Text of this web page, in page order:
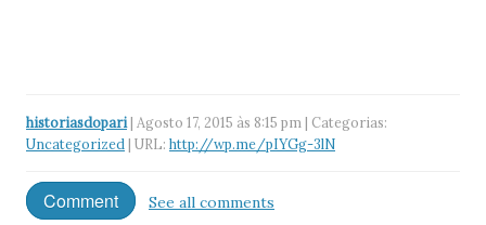
historiasdopari| Agosto 17, 2015 às 8:15 pm | Categorias:
Uncategorized | URL: http://wp.me/pIYGg-3lN
Comment See all comments